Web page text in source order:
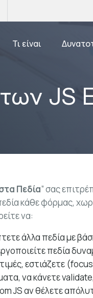
Τι είναι
JS
Πεδία” σας
κάθε φόρμας,
να:
άλλα πεδία με
πεδία
εστιάζετε
να κάνετε
JS αν θέλετε